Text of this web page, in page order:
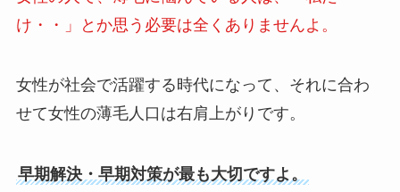
け・・」とか思う必要は全くありませんよ。
女性が社会で活躍する時代になって、それに合わ
せて女性の薄毛人口は右肩上がりです。
早期解決・早期対策が最も大切ですよ。